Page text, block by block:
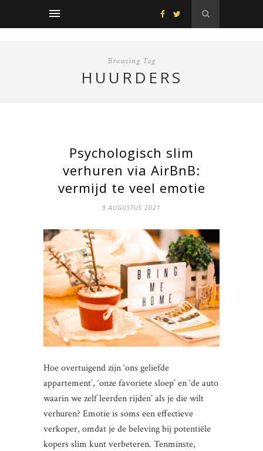
Browsing Tag
HUURDERS
Psychologisch slim
verhuren via AirBnB:
vermijd te veel emotie
9 AUGUSTUS 2021
Hoe overtuigend zijn ‘ons geliefde
appartement’, ‘onze favoriete sloep’ en ‘de auto
waarin we zelf leerden rijden’ als je die wilt
verhuren? Emotie is soms een effectieve
verkoper, omdat je de beleving bij potentiële
kopers slim kunt verbeteren. Tenminste,